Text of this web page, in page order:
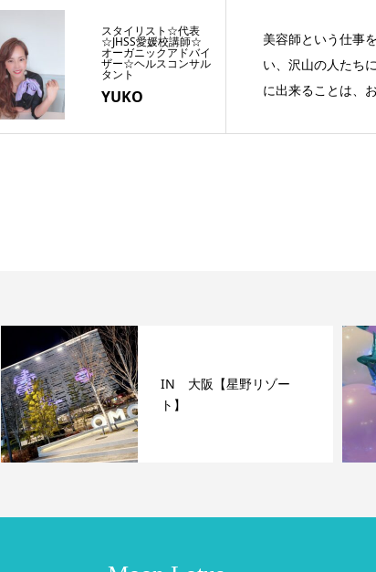
スタイリスト☆代表
☆JHSS愛媛校講師☆
オーガニックアドバイ
ザー☆ヘルスコンサル
タント
YUKO
美容師という仕事
い、沢山の人たち
に出来ることは、
IN 大阪【星野リゾー
ト】